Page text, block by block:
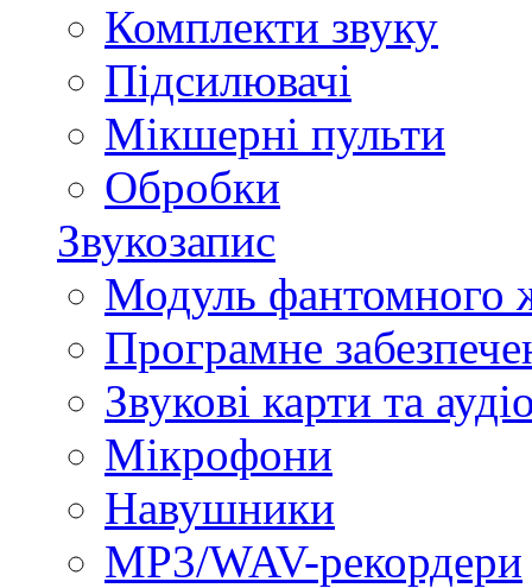
Комплекти звуку
Підсилювачі
Мікшерні пульти
Обробки
Звукозапис
Модуль фантомного
Програмне
Звукові карти та
Мікрофони
Навушники
MP3/WAV-рекордери